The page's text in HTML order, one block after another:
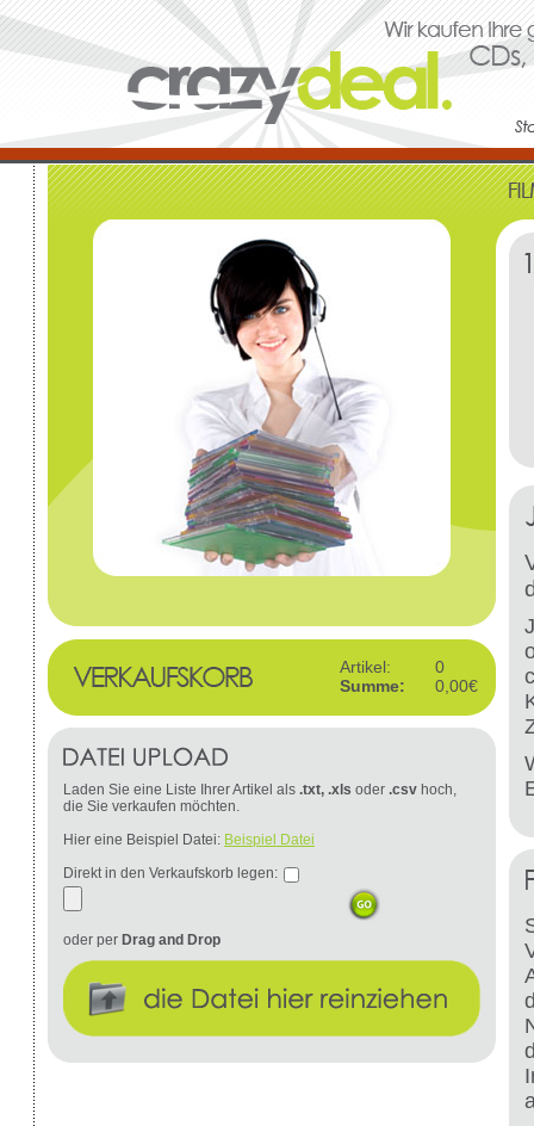
Artikel:
0
Summe:
0,00€
Laden Sie eine Liste Ihrer Artikel als .txt, .xls oder .csv hoch,
die Sie verkaufen möchten.
Hier eine Beispiel Datei: Beispiel Datei
Direkt in den Verkaufskorb legen:
oder per Drag and Drop